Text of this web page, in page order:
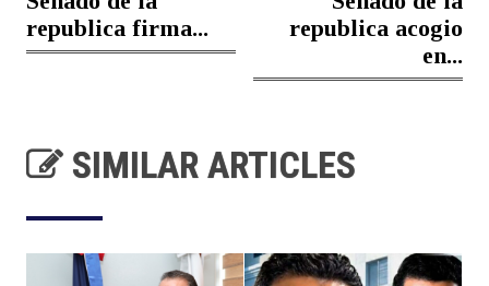
republica firma...
republica acogio
en...
SIMILAR ARTICLES